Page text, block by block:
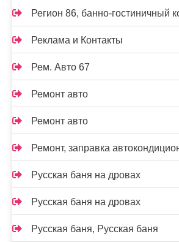
Регион 86, банно-гостиничный
Реклама и Контакты
Рем. Авто 67
Ремонт авто
Ремонт авто
Ремонт, заправка
Русская баня на дровах
Русская баня на дровах
Русская баня, Русская баня